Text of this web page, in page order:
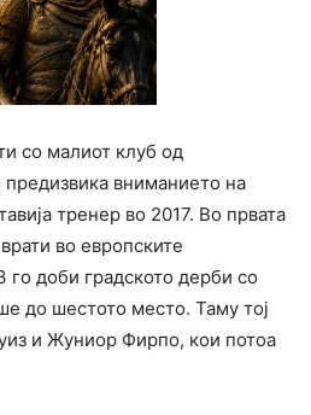
со малиот клуб од
вниманието на
тренер во 2017. Во првата
во европските
го доби градското дерби со
до шестото место. Таму тој
и Жуниор Фирпо, кои потоа